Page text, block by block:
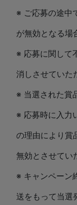
※ ご応募の途中
が無効となる場
※ 応募に関して
消しさせていた
※ 当選された賞
※ 応募時に入力
の理由により賞
無効とさせてい
※ キャンペーン
送をもって当選